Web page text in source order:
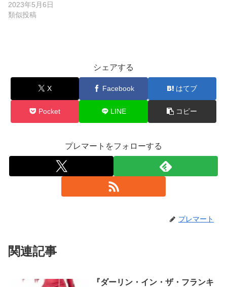
2023年5月6日
類似投稿
シェアする
X Facebook はてブ
Pocket LINE コピー
プレマートをフォローする
プレマート
関連記事
『ダーリン・イン・ザ・フランキ